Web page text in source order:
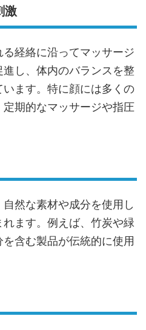
激
経絡に沿ってマッサージ
し、体内のバランスを整
ます。特に顔には多くの
期的なマッサージや指圧
然な素材や成分を使用し
ます。例えば、竹炭や緑
含む製品が伝統的に使用